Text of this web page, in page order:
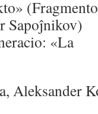
(Fragmento
Sapoĵnikov)
«La
Aleksander